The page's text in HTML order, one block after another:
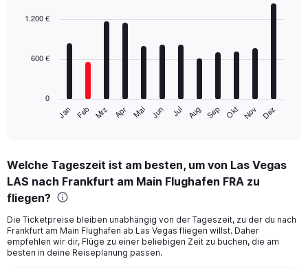
with
The
Range:
12
categories.
The
chart
has
1
Y
Jan Feb Mrz Apr Mai Jun Jul Aug Sep Okt Nov Dez
0
600 €
1.200 €
Welche Tageszeit ist am besten, um von Las Vegas
LAS nach Frankfurt am Main Flughafen FRA zu
fliegen?
Die Ticketpreise bleiben unabhängig von der Tageszeit, zu der du nach
Frankfurt am Main Flughafen ab Las Vegas fliegen willst. Daher
empfehlen wir dir, Flüge zu einer beliebigen Zeit zu buchen, die am
besten in deine Reiseplanung passen.